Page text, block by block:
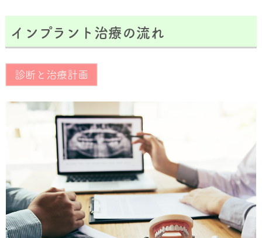
インプラント治療の流れ
診断と治療計画